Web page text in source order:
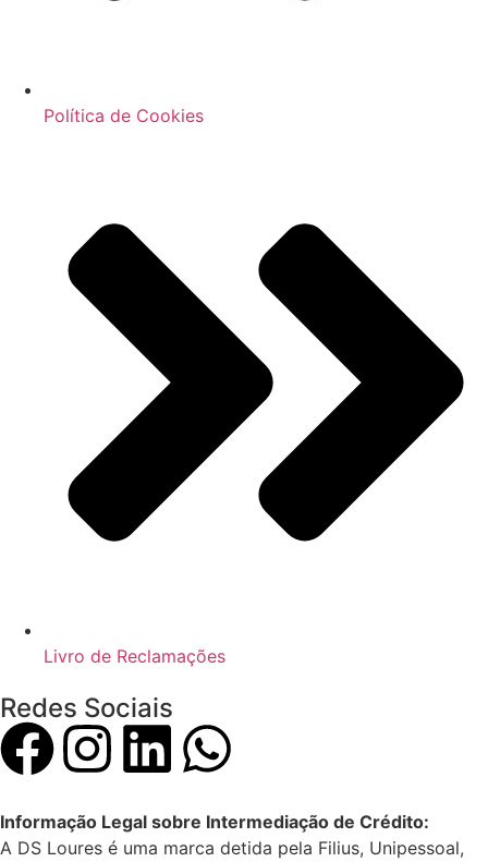
Política de Cookies
Livro de Reclamações
Redes Sociais
Informação Legal sobre Intermediação de Crédito:
A DS Loures é uma marca detida pela Filius, Unipessoal,